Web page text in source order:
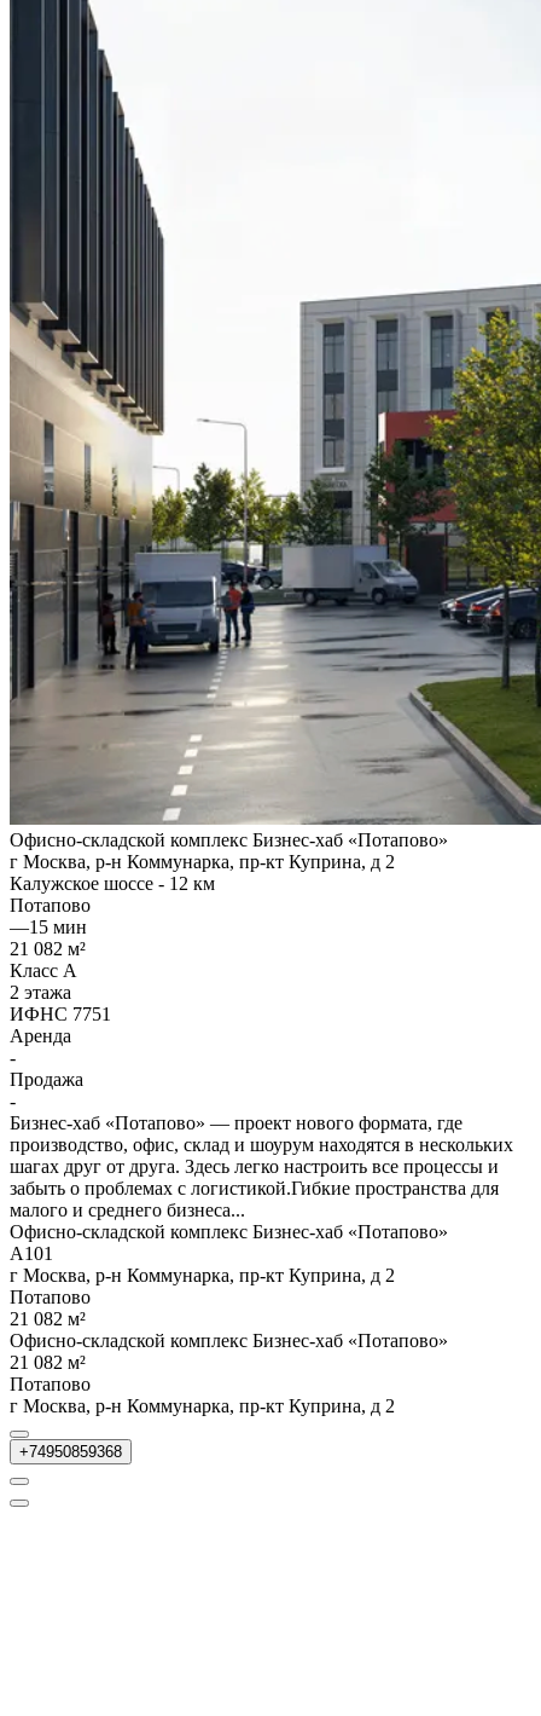
Офисно-складской комплекс Бизнес-хаб «Потапово»
г Москва, р-н Коммунарка, пр-кт Куприна, д 2
Калужское шоссе - 12 км
Потапово
—15 мин
21 082 м²
Класс A
2 этажа
ИФНС 7751
Аренда
-
Продажа
-
Бизнес-хаб «Потапово» — проект нового формата, где
производство, офис, склад и шоурум находятся в нескольких
шагах друг от друга. Здесь легко настроить все процессы и
забыть о проблемах с логистикой.Гибкие пространства для
малого и среднего бизнеса...
Офисно-складской комплекс Бизнес-хаб «Потапово»
А101
г Москва, р-н Коммунарка, пр-кт Куприна, д 2
Потапово
21 082 м²
Офисно-складской комплекс Бизнес-хаб «Потапово»
21 082 м²
Потапово
г Москва, р-н Коммунарка, пр-кт Куприна, д 2
+74950859368